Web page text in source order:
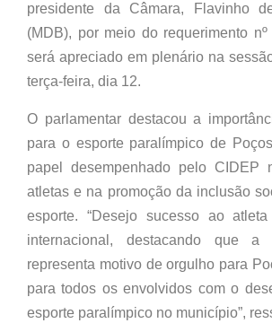
presidente da Câmara, Flavinho
(MDB), por meio do requerimento
será apreciado em plenário na
terça-feira, dia 12.
O parlamentar destacou a
para o esporte paralímpico de
papel desempenhado pelo CIDEP
atletas e na promoção da inclusão
esporte. “Desejo sucesso ao
internacional, destacando que a
representa motivo de orgulho para
para todos os envolvidos com o
esporte paralímpico no município”,